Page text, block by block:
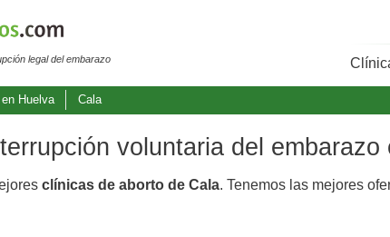
legal del embarazo
Huelva Cala
voluntaria del embarazo
clínicas de aborto de Cala. Tenemos las mejores